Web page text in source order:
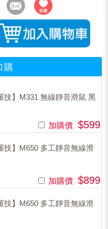
購
技】M331 無線靜音滑鼠 黑
加購價 $599
技】M650 多工靜音無線滑
加購價 $899
技】M650 多工靜音無線滑